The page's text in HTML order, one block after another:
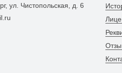
ул. Чистопольская, д. 6